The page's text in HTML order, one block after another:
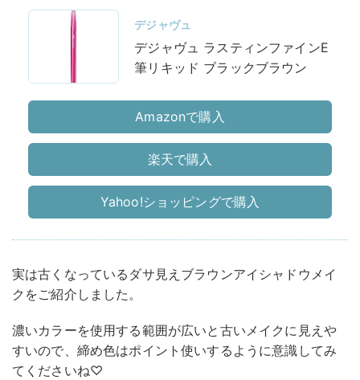
デジャヴュ
デジャヴュ ラスティンファインE
筆リキッド ブラックブラウン
Amazonで購入
楽天で購入
Yahoo!ショッピングで購入
実は古くなっているダサ見えブラウンアイシャドウメイ
クをご紹介しました。
濃いカラーを使用する範囲が広いと古いメイクに見えや
すいので、締め色はポイント使いするように意識してみ
てくださいね♡